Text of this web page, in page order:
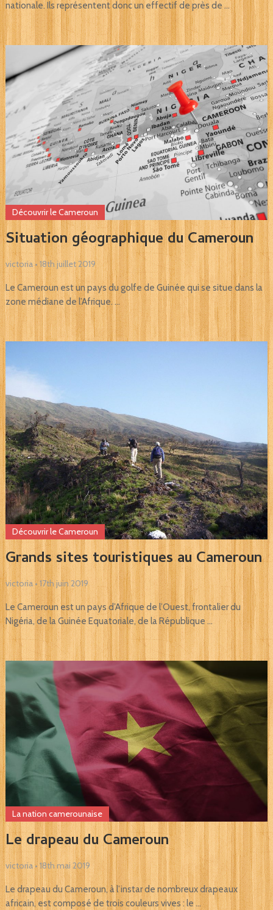
nationale. Ils représentent donc un effectif de près de …
Situation géographique du Cameroun
Découvrir le Cameroun
victoria•18th juillet 2019
Le Cameroun est un pays du golfe de Guinée qui se situe dans la
zone médiane de l’Afrique. …
Grands sites touristiques au Cameroun
Découvrir le Cameroun
victoria•17th juin 2019
Le Cameroun est un pays d’Afrique de l’Ouest, frontalier du
Nigéria, de la Guinée Equatoriale, de la République …
Le drapeau du Cameroun
La nation camerounaise
victoria•18th mai 2019
Le drapeau du Cameroun, à l’instar de nombreux drapeaux
africain, est composé de trois couleurs vives : le …